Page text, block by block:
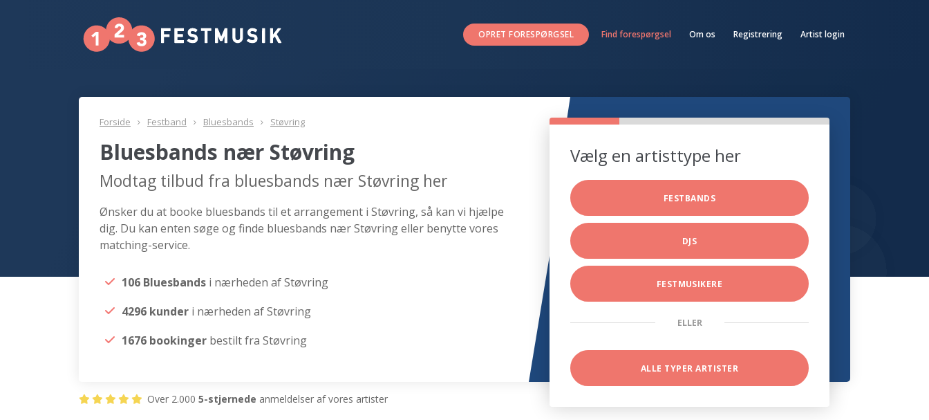
OPRET FORESPØRGSEL Find forespørgsel Om os Registrering Artist login
Forside Festband Bluesbands Støvring
Bluesbands nær Støvring
Modtag tilbud fra bluesbands nær Støvring her
Ønsker du at booke bluesbands til et arrangement i Støvring, så kan vi hjælpe
dig. Du kan enten søge og finde bluesbands nær Støvring eller benytte vores
matching-service.
106 Bluesbands i nærheden af Støvring
4296 kunder i nærheden af Støvring
1676 bookinger bestilt fra Støvring
Vælg en artisttype her
FESTBANDS
DJS
FESTMUSIKERE
ELLER
ALLE TYPER ARTISTER
Over 2.000 5-stjernede anmeldelser af vores artister